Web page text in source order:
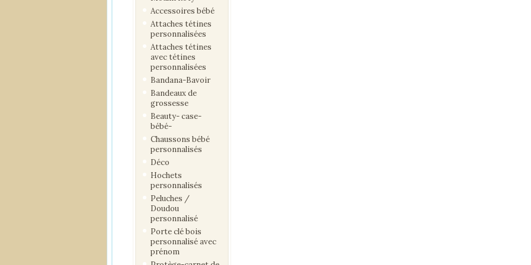
Accessoires bébé
Attaches tétines
personnalisées
Attaches tétines
avec tétines
personnalisées
Bandana-Bavoir
Bandeaux de
grossesse
Beauty- case-
bébé-
Chaussons bébé
personnalisés
Déco
Hochets
personnalisés
Peluches /
Doudou
personnalisé
Porte clé bois
personnalisé avec
prénom